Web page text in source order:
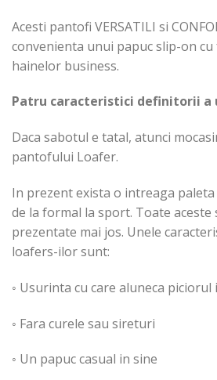
Acesti pantofi VERSATILI si
convenienta unui papuc slip-on
hainelor business.
Patru caracteristici definitorii a
Daca sabotul e tatal, atunci
pantofului Loafer.
In prezent exista o intreaga paleta
de la formal la sport. Toate
prezentate mai jos. Unele
loafers-ilor sunt:
◦ Usurinta cu care aluneca piciorul
◦ Fara curele sau sireturi
◦ Un papuc casual in sine